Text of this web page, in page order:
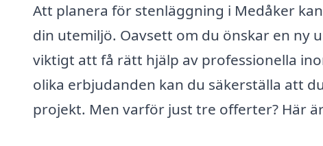
Att planera för stenläggning i Medåker
din utemiljö. Oavsett om du önskar en ny
viktigt att få rätt hjälp av professionella
olika erbjudanden kan du säkerställa att
projekt. Men varför just tre offerter? Här